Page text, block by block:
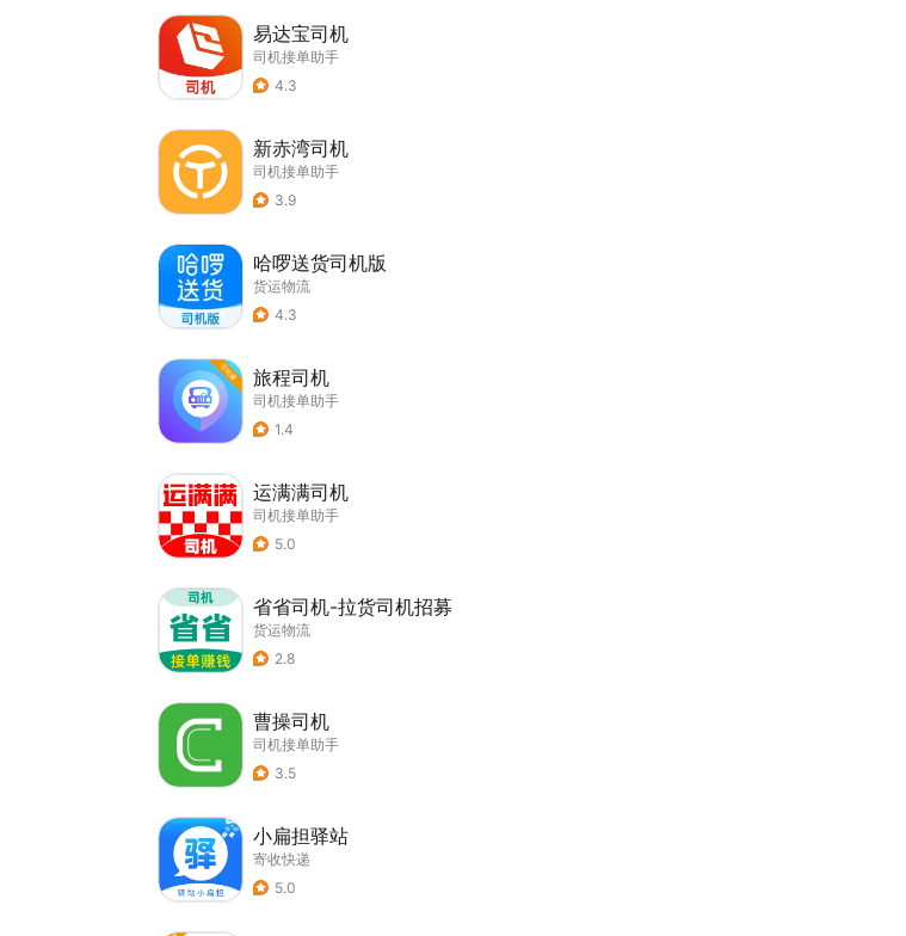
易达宝司机
司机接单助手
4.3
新赤湾司机
司机接单助手
3.9
哈啰送货司机版
货运物流
4.3
旅程司机
司机接单助手
1.4
运满满司机
司机接单助手
5.0
省省司机-拉货司机招募
货运物流
2.8
曹操司机
司机接单助手
3.5
小扁担驿站
寄收快递
5.0